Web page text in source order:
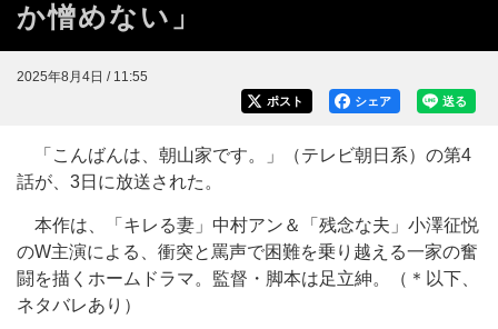
か憎めない」
2025年8月4日 / 11:55
送る
シェア
ポスト
「こんばんは、朝山家です。」（テレビ朝日系）の第4
話が、3日に放送された。
本作は、「キレる妻」中村アン＆「残念な夫」小澤征悦
のW主演による、衝突と罵声で困難を乗り越える一家の奮
闘を描くホームドラマ。監督・脚本は足立紳。（＊以下、
ネタバレあり）